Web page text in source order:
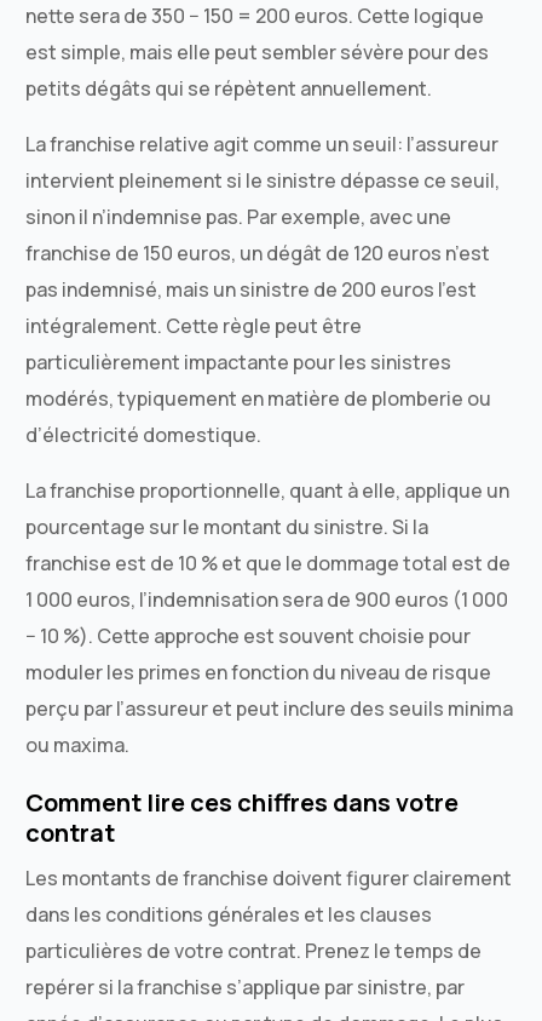
nette sera de 350 − 150 = 200 euros. Cette logique
est simple, mais elle peut sembler sévère pour des
petits dégâts qui se répètent annuellement.
La franchise relative agit comme un seuil: l’assureur
intervient pleinement si le sinistre dépasse ce seuil,
sinon il n’indemnise pas. Par exemple, avec une
franchise de 150 euros, un dégât de 120 euros n’est
pas indemnisé, mais un sinistre de 200 euros l’est
intégralement. Cette règle peut être
particulièrement impactante pour les sinistres
modérés, typiquement en matière de plomberie ou
d’électricité domestique.
La franchise proportionnelle, quant à elle, applique un
pourcentage sur le montant du sinistre. Si la
franchise est de 10 % et que le dommage total est de
1 000 euros, l’indemnisation sera de 900 euros (1 000
− 10 %). Cette approche est souvent choisie pour
moduler les primes en fonction du niveau de risque
perçu par l’assureur et peut inclure des seuils minima
ou maxima.
Comment lire ces chiffres dans votre
contrat
Les montants de franchise doivent figurer clairement
dans les conditions générales et les clauses
particulières de votre contrat. Prenez le temps de
repérer si la franchise s’applique par sinistre, par